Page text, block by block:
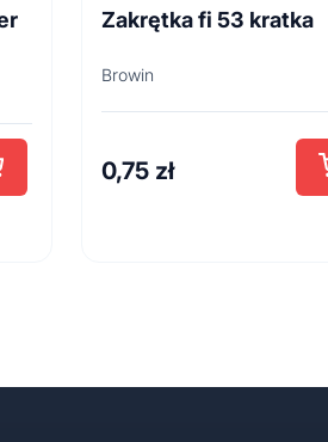
Zakrętka fi 53 kratka
Browin
0,75 zł